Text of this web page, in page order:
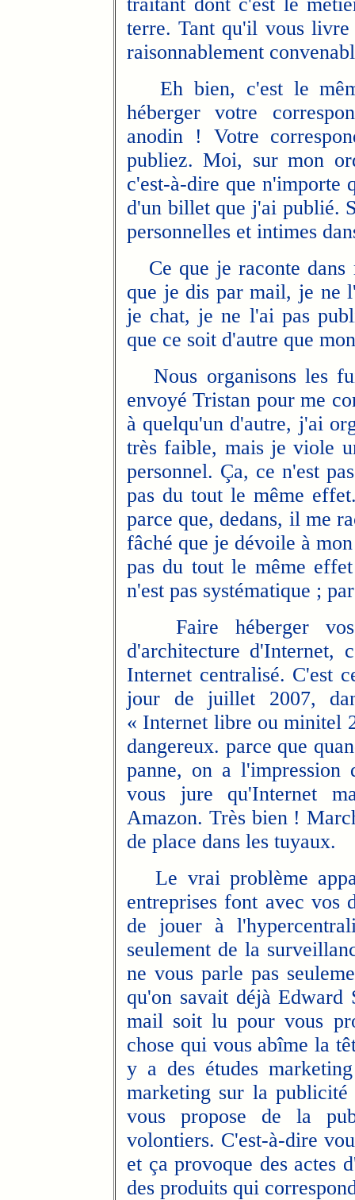
terre. Tant qu'il vous livre
raisonnablement
Eh bien, c'est le
héberger votre
anodin ! Votre
publiez. Moi, sur mon
c'est-à-dire que n'importe
d'un billet que j'ai publié.
personnelles et intimes
Ce que je raconte dans
que je dis par mail, je ne
je chat, je ne l'ai pas
que ce soit d'autre que
Nous organisons les
envoyé Tristan pour me
à quelqu'un d'autre, j'ai
très faible, mais je viole
personnel. Ça, ce n'est
pas du tout le même
parce que, dedans, il me
fâché que je dévoile à
pas du tout le même
n'est pas systématique ;
Faire héberger vos
d'architecture d'Internet,
Internet centralisé. C'est
jour de juillet 2007,
« Internet libre ou minitel
dangereux. parce que
panne, on a l'impression
vous jure qu'Internet
Amazon. Très bien !
de place dans les tuyaux.
Le vrai problème
entreprises font avec vos
de jouer à
seulement de la
ne vous parle pas
qu'on savait déjà
mail soit lu pour vous
chose qui vous abîme la
y a des études
marketing sur la
vous propose de la
volontiers. C'est-à-dire
et ça provoque des actes
des produits qui